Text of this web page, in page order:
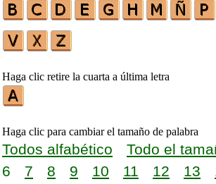
Haga clic retire la cuarta a última letra
Haga clic para cambiar el tamaño de palabra
Todos alfabético Todo el
6
7 8 9 10 11 12 13